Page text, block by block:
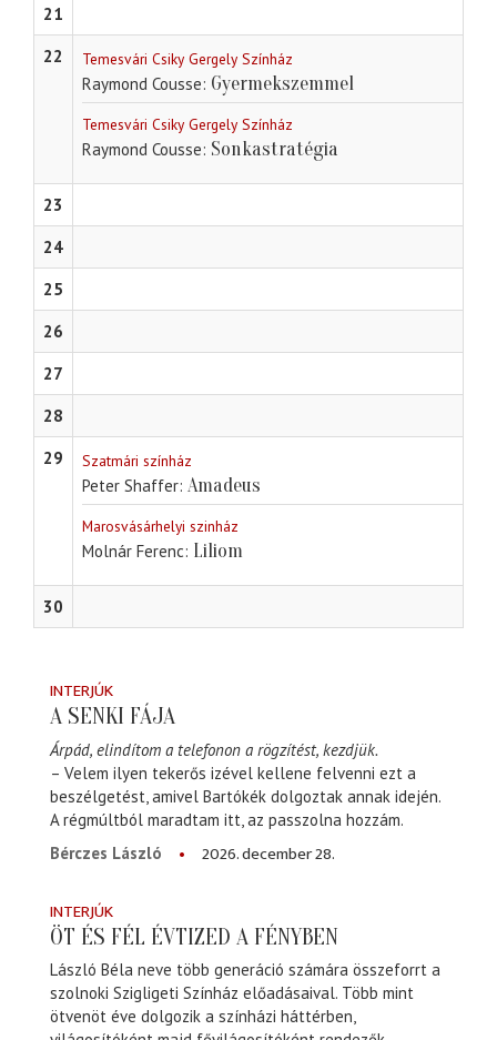
21
22
Temesvári Csiky Gergely Színház
Raymond Cousse Gyermekszemmel
Temesvári Csiky Gergely Színház
Raymond Cousse Sonkastratégia
23
24
25
26
27
28
29
Szatmári színház
Peter Shaffer Amadeus
Marosvásárhelyi szinház
Molnár Ferenc Liliom
30
INTERJÚK
A SENKI FÁJA
Árpád, elindítom a telefonon a rögzítést, kezdjük.
– Velem ilyen tekerős izével kellene felvenni ezt a
beszélgetést, amivel Bartókék dolgoztak annak idején.
A régmúltból maradtam itt, az passzolna hozzám.
Bérczes László
2026. december 28.
INTERJÚK
ÖT ÉS FÉL ÉVTIZED A FÉNYBEN
László Béla neve több generáció számára összeforrt a
szolnoki Szigligeti Színház előadásaival. Több mint
ötvenöt éve dolgozik a színházi háttérben,